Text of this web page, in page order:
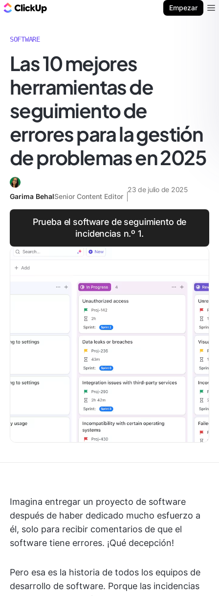
Empezar
SOFTWARE
Las 10 mejores
herramientas de
seguimiento de
errores para la gestión
de problemas en 2025
Garima BehalSenior Content Editor
23 de julio de 2025
Prueba el software de seguimiento de
incidencias n.º 1.
Imagina entregar un proyecto de software
después de haber dedicado mucho esfuerzo a
él, solo para recibir comentarios de que el
software tiene errores. ¡Qué decepción!
Pero esa es la historia de todos los equipos de
desarrollo de software. Porque las incidencias